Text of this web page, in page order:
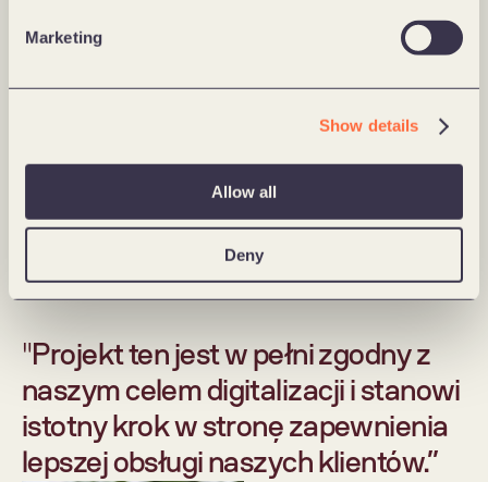
Marketing
Show details
Allow all
Deny
0
zamówień, przy których AI wysyła prośby o
"Projekt ten jest w pełni zgodny z
naszym celem digitalizacji i stanowi
istotny krok w stronę zapewnienia
lepszej obsługi naszych klientów.”